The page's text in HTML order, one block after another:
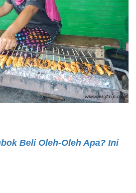
Beli Oleh-Oleh Apa? Ini